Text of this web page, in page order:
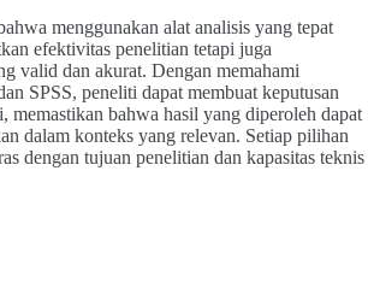
menggunakan alat analisis yang tepat
efektivitas penelitian tetapi juga
valid dan akurat. Dengan memahami
SPSS, peneliti dapat membuat keputusan
memastikan bahwa hasil yang diperoleh dapat
dalam konteks yang relevan. Setiap pilihan
dengan tujuan penelitian dan kapasitas teknis